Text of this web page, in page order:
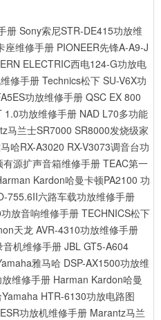
册 Sony索尼STR-DE415功放维
座维修手册 PIONEER先锋A-A9-J
ELECTRIC西电124-G功放电
修手册 Technics松下 SU-V6X功
功放维修手册 QSC EX 800
1.0功放维修手册 NAD L70多功能
马兰士SR7000 SR8000发烧级家
哈RX-A3020 RX-V3073调音台功
源扩声音箱维修手册 TEAC第一
Kardon哈曼卡顿PA2100 功
755.6II六路车载功放维修手册
放音响维修手册 TECHNICS松下
天龙 AVR-4310功放维修手册
音机维修手册 JBL GT5-A604
雅马哈 DSP-AX1500功放维
维修手册 Harman Kardon哈曼
HTR-6130功放电路图
功放机维修手册 Marantz马兰